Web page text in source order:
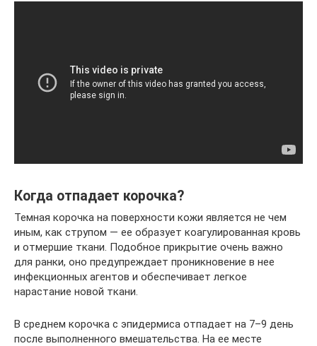
Когда отпадает корочка?
Темная корочка на поверхности кожи является не чем
иным, как струпом — ее образует коагулированная кровь
и отмершие ткани. Подобное прикрытие очень важно
для ранки, оно предупреждает проникновение в нее
инфекционных агентов и обеспечивает легкое
нарастание новой ткани.
В среднем корочка с эпидермиса отпадает на 7–9 день
после выполненного вмешательства. На ее месте